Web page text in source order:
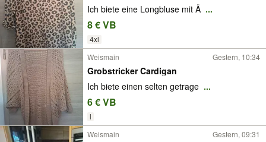
Ich biete eine Longbluse mit Ä ...
8 € VB
4xl
Weismain
Gestern, 10:34
Grobstricker Cardigan
Ich biete einen selten getrage ...
6 € VB
l
Weismain Gestern, 09:31